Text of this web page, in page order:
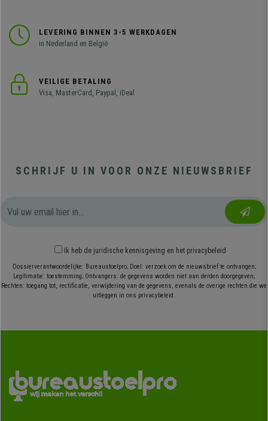
LEVERING BINNEN 3-5 WERKDAGEN
in Nederland en België
VEILIGE BETALING
Visa, MasterCard, Paypal, iDeal
SCHRIJF U IN VOOR ONZE NIEUWSBRIEF
Ik heb de juridische kennisgeving en het privacybeleid
Dossierverantwoordelijke: Bureaustoelpro; Doel: verzoek om de nieuwsbrief te ontvangen;
Legitimatie: toestemming; Ontvangers: de gegevens worden niet aan derden doorgegeven;
Rechten: toegang tot, rectificatie, verwijdering van de gegevens, evenals de overige rechten die we
uitleggen in ons privacybeleid.